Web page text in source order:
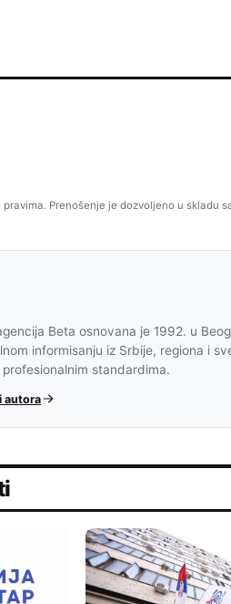
Prenošenje je dozvoljeno u skladu
Beta osnovana je 1992. u
informisanju iz Srbije, regiona i
standardima.
autora